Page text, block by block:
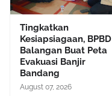
Tingkatkan
Kesiapsiagaan, BPBD
Balangan Buat Peta
Evakuasi Banjir
Bandang
August 07, 2026